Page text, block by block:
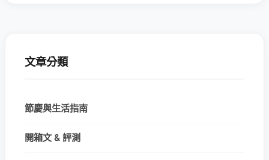
文章分類
節慶與生活指南
開箱文 & 評測